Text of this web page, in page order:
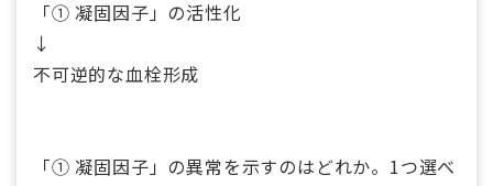
「① 凝固因子」の活性化
↓
不可逆的な血栓形成
「① 凝固因子」の異常を示すのはどれか。1つ選べ